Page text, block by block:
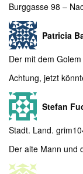
Burggasse 98 –
Patricia
Der mit dem
Achtung, jetzt
Stefan
Stadt. Land.
Der alte Mann und